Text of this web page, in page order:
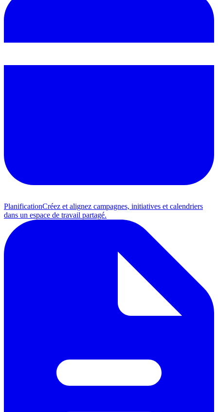
PlanificationCréez et alignez campagnes, initiatives et calendriers
dans un espace de travail partagé.